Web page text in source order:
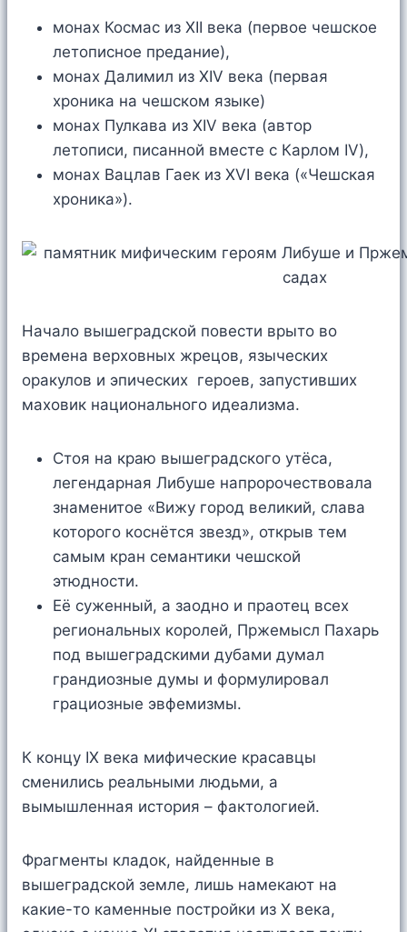
монах Космас из XII века (первое чешское
летописное предание),
монах Далимил из XIV века (первая
хроника на чешском языке)
монах Пулкава из XIV века (автор
летописи, писанной вместе с Карлом IV),
монах Вацлав Гаек из XVI века («Чешская
хроника»).
Начало вышеградской повести врыто во
времена верховных жрецов, языческих
оракулов и эпических героев, запустивших
маховик национального идеализма.
Стоя на краю вышеградского утёса,
легендарная Либуше напророчествовала
знаменитое «Вижу город великий, слава
которого коснётся звезд», открыв тем
самым кран семантики чешской
этюдности.
Её суженный, а заодно и праотец всех
региональных королей, Пржемысл Пахарь
под вышеградскими дубами думал
грандиозные думы и формулировал
грациозные эвфемизмы.
К концу IX века мифические красавцы
сменились реальными людьми, а
вымышленная история – фактологией.
Фрагменты кладок, найденные в
вышеградской земле, лишь намекают на
какие-то каменные постройки из X века,